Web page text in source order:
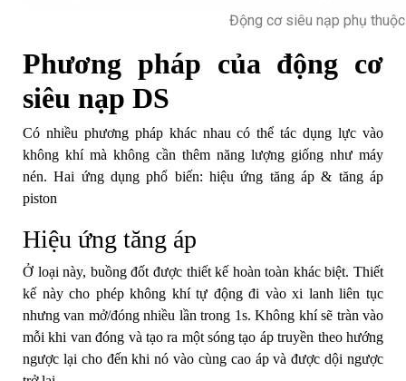
Động cơ siêu nạp phụ
Phương pháp của động cơ
siêu nạp DS
Có nhiều phương pháp khác nhau có thể tác dụng lực vào
không khí mà không cần thêm năng lượng giống như máy
nén. Hai ứng dụng phổ biến: hiệu ứng tăng áp & tăng áp
piston
Hiệu ứng tăng áp
Ở loại này, buồng đốt được thiết kế hoàn toàn khác biệt. Thiết
kế này cho phép không khí tự động đi vào xi lanh liên tục
nhưng van mở/đóng nhiều lần trong 1s. Không khí sẽ tràn vào
mỗi khi van đóng và tạo ra một sóng tạo áp truyền theo hướng
ngược lại cho đến khi nó vào cùng cao áp và được dội ngược